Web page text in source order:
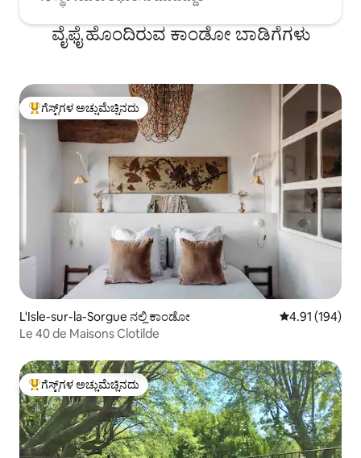
ವೈಫೈ ಹೊಂದಿರುವ ಕಾಂಡೋ ಬಾಡಿಗೆಗಳು
ಗೆಸ್ಟ್‌ಗಳಿಗೆ ಅತಿ ಹೆಚ್ಚು ಅಚ್ಚುಮೆಚ್ಚಿನದು
ಗೆಸ್ಟ್‌ಗಳ ಅಚ್ಚುಮೆಚ್ಚಿನದು
L'Isle-sur-la-Sorgue ನಲ್ಲಿ ಕಾಂಡೋ 5 ರಲ್ಲಿ 4.91
4.91 (194)
Le 40 de Maisons Clotilde
ಗೆಸ್ಟ್‌ಗಳಿಗೆ ಅತಿ ಹೆಚ್ಚು ಅಚ್ಚುಮೆಚ್ಚಿನದು
ಗೆಸ್ಟ್‌ಗಳ ಅಚ್ಚುಮೆಚ್ಚಿನದು